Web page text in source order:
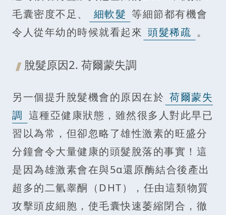
毛囊密度不足、
細軟髮 等細節都有機會
令人從年幼的時候就看起來 頭髮稀疏 。
脫髮原因2. 荷爾蒙失調
另一個提升脫髮機會的原因在於 荷爾蒙失
調 這種亞健康狀態，雖然很多人對此早已
習以為常，但卻忽略了雄性激素的旺盛分
分鐘會令大量健康的頭髮脫落的事實！這
是因為雄激素會在與5α還原酶結合後產出
超多的二氫睾酮（DHT），任由這類物質
攻擊頭皮細胞，使毛囊快速萎縮閉合，徹